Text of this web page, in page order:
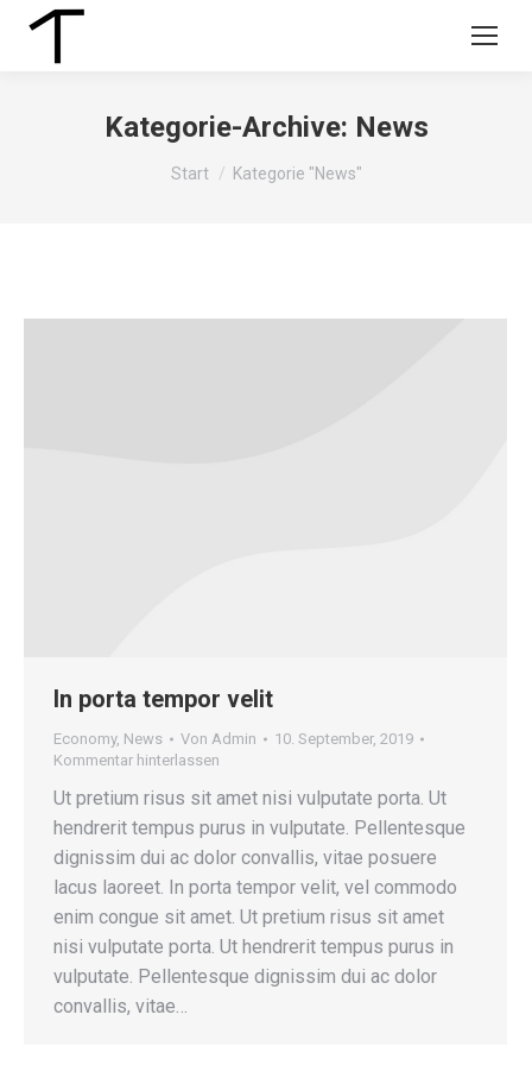
Kategorie-Archive: News
Sie befinden sich hier:
Start Kategorie "News"
In porta tempor velit
Economy, News Von Admin
10. September, 2019
Kommentar hinterlassen
Ut pretium risus sit amet nisi vulputate porta. Ut
hendrerit tempus purus in vulputate. Pellentesque
dignissim dui ac dolor convallis, vitae posuere
lacus laoreet. In porta tempor velit, vel commodo
enim congue sit amet. Ut pretium risus sit amet
nisi vulputate porta. Ut hendrerit tempus purus in
vulputate. Pellentesque dignissim dui ac dolor
convallis, vitae…